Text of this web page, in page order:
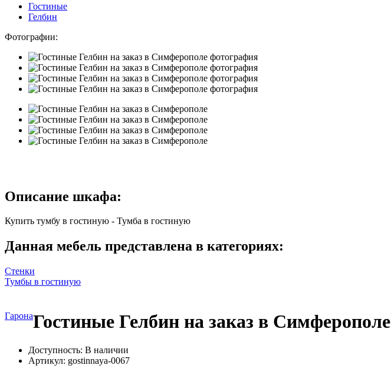
Гостиные
Гелбин
Фотографии:
Описание шкафа:
Купить тумбу в гостиную - Тумба в гостиную
Данная мебель представлена в категориях:
Стенки
Тумбы в гостиную
ГаронаГостиные Гелбин на заказ в Симферополе
Доступность: В наличии
Артикул: gostinnaya-0067